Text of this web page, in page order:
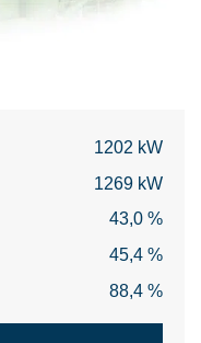
1202 kW
1269 kW
43,0 %
45,4 %
88,4 %